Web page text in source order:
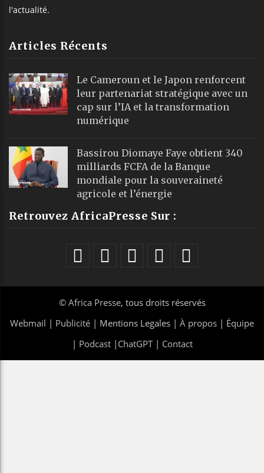
l'actualité.
Articles Récents
Le Cameroun et le Japon renforcent
leur partenariat stratégique avec un
cap sur l’IA et la transformation
numérique
Bassirou Diomaye Faye obtient 340
milliards FCFA de la Banque
mondiale pour la souveraineté
agricole et l’énergie
Retrouvez AfricaPresse Sur :
© Africa Presse, tous droits réservés
Webmail | Publicité | Mentions Legales | À propos | Équipe
| Podcast| ChatGPT| Contact